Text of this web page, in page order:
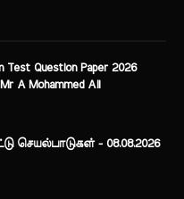
Test Question Paper 2026
A Mohammed Ali
செயல்பாடுகள் - 08.08.2026